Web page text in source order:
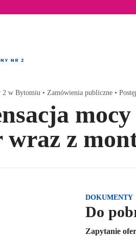
2 w Bytomiu - strona główna
2 w Bytomiu • Zamówienia publiczne •
wraz z
DOKUMENTY
Do
Zapytanie